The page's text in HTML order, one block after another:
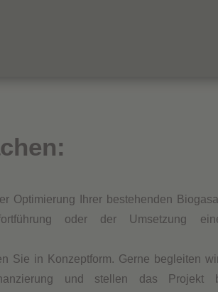
Optimierung Ihrer bestehenden
oder der Umsetzung
Sie in Konzeptform. Gerne begleiten
und stellen das Projekt